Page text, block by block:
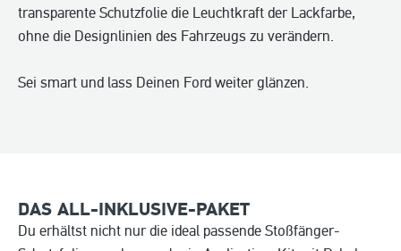
transparente Schutzfolie die Leuchtkraft der Lackfarbe,
ohne die Designlinien des Fahrzeugs zu verändern.
Sei smart und lass Deinen Ford weiter glänzen.
DAS ALL-INKLUSIVE-PAKET
Du erhältst nicht nur die ideal passende Stoßfänger-